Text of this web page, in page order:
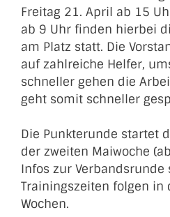
Freitag 21. April ab 15
ab 9 Uhr finden hierbei
am Platz statt. Die
auf zahlreiche Helfer,
schneller gehen die
geht somit schneller
Die Punkterunde startet
der zweiten Maiwoche
Infos zur Verbandsrunde
Trainingszeiten folgen in
Wochen.